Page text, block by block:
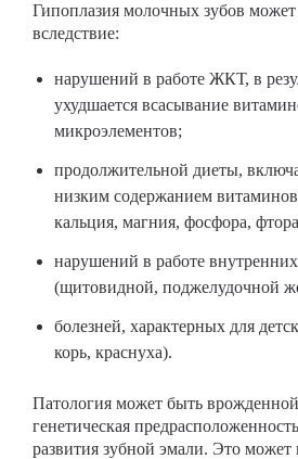
Гипоплазия молочных зубов может
вследствие:
нарушений в работе ЖКТ, в
ухудшается всасывание
микроэлементов;
продолжительной диеты,
низким содержанием
кальция, магния, фосфора,
нарушений в работе
(щитовидной, поджелудочной
болезней, характерных для
корь, краснуха).
Патология может быть
генетическая
развития зубной эмали. Это может